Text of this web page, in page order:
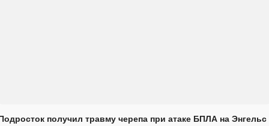
получил травму черепа при атаке БПЛА на Энгельс